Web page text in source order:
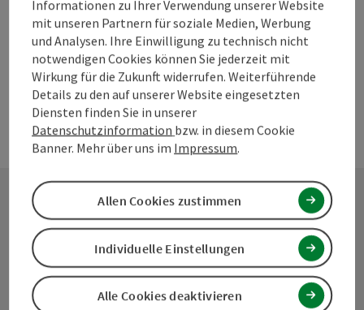
powered byTOURDATA Änderung vorschlagen
Kontakt
Tourismusverband Mühlviertel
Informationen zu Ihrer Verwendung unserer Website
mit unseren Partnern für soziale Medien, Werbung
und Analysen. Ihre Einwilligung zu technisch nicht
notwendigen Cookies können Sie jederzeit mit
Wirkung für die Zukunft widerrufen. Weiterführende
Details zu den auf unserer Website eingesetzten
Diensten finden Sie in unserer
Datenschutzinformation bzw. in diesem Cookie
Banner. Mehr über uns im Impressum.
Alle Cookies deaktivieren
Individuelle Einstellungen
Allen Cookies zustimmen